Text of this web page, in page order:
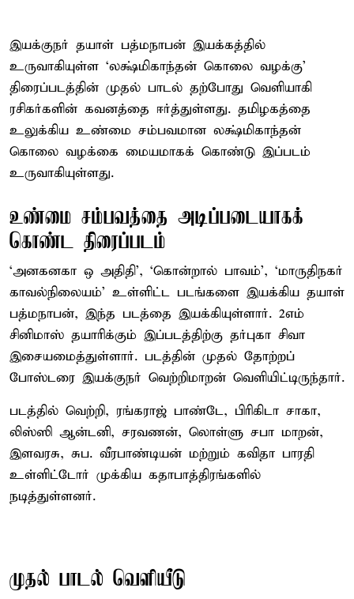
இயக்குநர் தயாள் பத்மநாபன் இயக்கத்தில்
உருவாகியுள்ள ‘லக்ஷ்மிகாந்தன் கொலை வழக்கு’
திரைப்படத்தின் முதல் பாடல் தற்போது வெளியாகி
ரசிகர்களின் கவனத்தை ஈர்த்துள்ளது. தமிழகத்தை
உலுக்கிய உண்மை சம்பவமான லக்ஷ்மிகாந்தன்
கொலை வழக்கை மையமாகக் கொண்டு இப்படம்
உருவாகியுள்ளது.
உண்மை சம்பவத்தை அடிப்படையாகக்
கொண்ட திரைப்படம்
‘அனகனகா ஒ அதிதி’, ‘கொன்றால் பாவம்’, ‘மாருதிநகர்
காவல்நிலையம்’ உள்ளிட்ட படங்களை இயக்கிய தயாள்
பத்மநாபன், இந்த படத்தை இயக்கியுள்ளார். 2எம்
சினிமாஸ் தயாரிக்கும் இப்படத்திற்கு தர்புகா சிவா
இசையமைத்துள்ளார். படத்தின் முதல் தோற்றப்
போஸ்டரை இயக்குநர் வெற்றிமாறன் வெளியிட்டிருந்தார்.
படத்தில் வெற்றி, ரங்கராஜ் பாண்டே, பிரிகிடா சாகா,
லிஸ்ஸி ஆன்டனி, சரவணன், லொள்ளு சபா மாறன்,
இளவரசு, சுப. வீரபாண்டியன் மற்றும் கவிதா பாரதி
உள்ளிட்டோர் முக்கிய கதாபாத்திரங்களில்
நடித்துள்ளனர்.
முதல் பாடல் வெளியீடு